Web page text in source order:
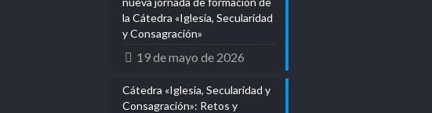
la Cátedra «Iglesia, Secularidad
y Consagración»
19 de mayo de 2026
Cátedra «Iglesia, Secularidad y
Consagración»: Retos y